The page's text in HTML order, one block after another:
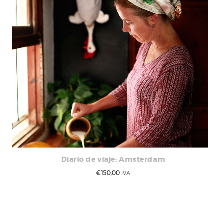
Diario de viaje: Amsterdam
€150,00 IVA